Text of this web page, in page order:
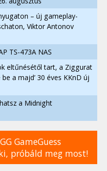
– új gameplay-
Viktor Antonov
TS-473A NAS
eltűnésétől tart, a Ziggurat
a majd’ 30 éves KKnD új
a Midnight
próbáld meg most!